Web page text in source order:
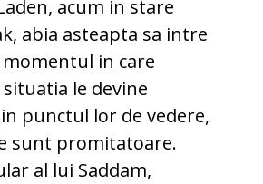
acum in stare
abia asteapta sa intre
in care
le devine
punctul lor de vedere,
sunt promitatoare.
al lui Saddam,